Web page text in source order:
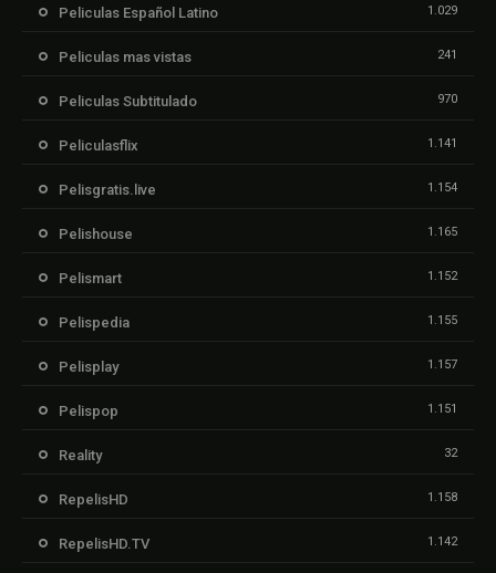
Peliculas Español Latino 1.029
Peliculas mas vistas 241
Peliculas Subtitulado 970
Peliculasflix 1.141
Pelisgratis.live 1.154
Pelishouse 1.165
Pelismart 1.152
Pelispedia 1.155
Pelisplay 1.157
Pelispop 1.151
Reality 32
RepelisHD 1.158
RepelisHD.TV 1.142